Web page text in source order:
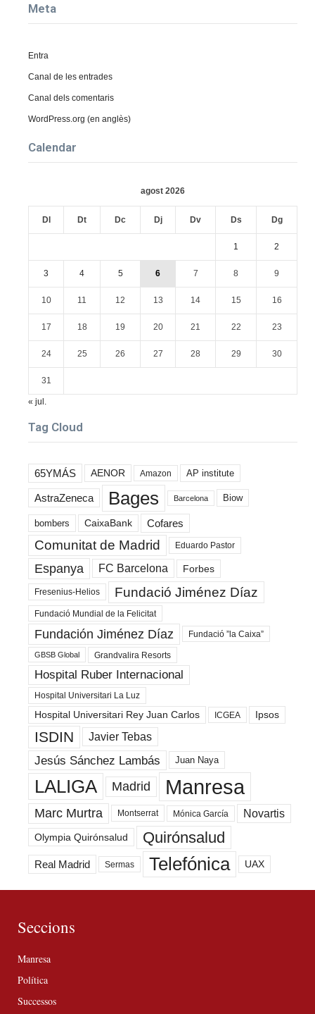
Meta
Entra
Canal de les entrades
Canal dels comentaris
WordPress.org (en anglès)
Calendar
agost 2026
Dl Dt Dc Dj Dv Ds Dg
1 2
3 4 5 6 7 8 9
10 11 12 13 14 15 16
17 18 19 20 21 22 23
24 25 26 27 28 29 30
31
« jul.
Tag Cloud
65YMÁS AENOR Amazon AP institute
AstraZeneca Bages Barcelona Biow
bombers CaixaBank Cofares
Comunitat de Madrid Eduardo Pastor
Espanya FC Barcelona Forbes
Fresenius-Helios Fundació Jiménez Díaz
Fundació Mundial de la Felicitat
Fundación Jiménez Díaz Fundació ”la Caixa”
GBSB Global Grandvalira Resorts
Hospital Ruber Internacional
Hospital Universitari La Luz
Hospital Universitari Rey Juan Carlos ICGEA Ipsos
ISDIN Javier Tebas
Jesús Sánchez Lambás Juan Naya
LALIGA Madrid Manresa
Marc Murtra Montserrat Mónica García Novartis
Olympia Quirónsalud Quirónsalud
Real Madrid Sermas Telefónica UAX
Seccions
Manresa
Política
Successos